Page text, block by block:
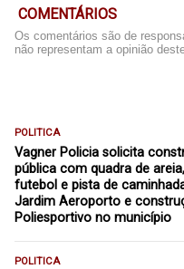
COMENTÁRIOS
Os comentários são de
não representam a opinião
POLITICA
Vagner Policia solicita
pública com quadra de
futebol e pista de
Jardim Aeroporto e
Poliesportivo no município
POLITICA